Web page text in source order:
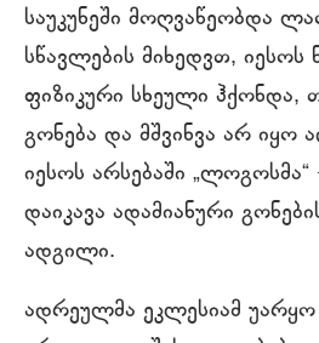
საუკუნეში მოღვაწეობდა
სწავლების მიხედვთ, იესოს
ფიზიკური სხეული ჰქონდა,
გონება და მშვინვა არ იყო
იესოს არსებაში
დაიკავა ადამიანური
ადგილი.
ადრეულმა ეკლესიამ უარყო